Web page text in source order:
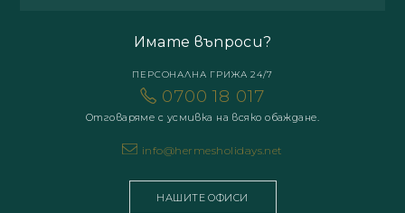
Имате въпроси?
ПЕРСОНАЛНА ГРИЖА 24/7
0700 18 017
Отговаряме с усмивка на всяко обаждане.
info@hermesholidays.net
НАШИТЕ ОФИСИ